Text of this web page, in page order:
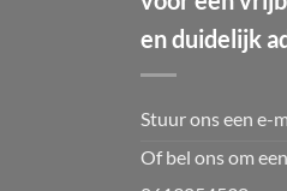
en duidelijk
Stuur ons een e-
Of bel ons om